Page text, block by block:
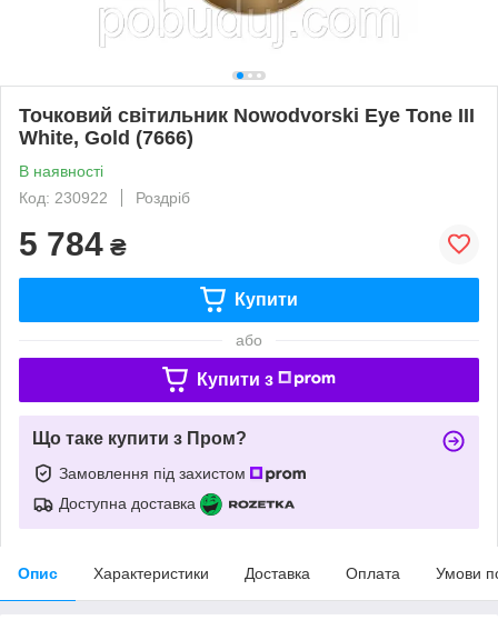
Точковий світильник Nowodvorski Eye Tone III
White, Gold (7666)
В наявності
Код: 230922
Роздріб
5 784 ₴
Купити
або
Купити з
Що таке купити з Пром?
Замовлення під захистом
Доступна доставка
Опис Характеристики Доставка Оплата Умови